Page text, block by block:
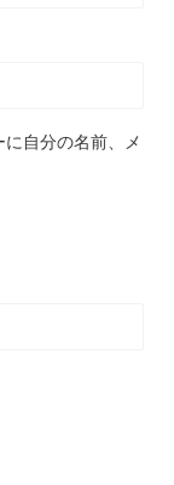
自分の名前、メ